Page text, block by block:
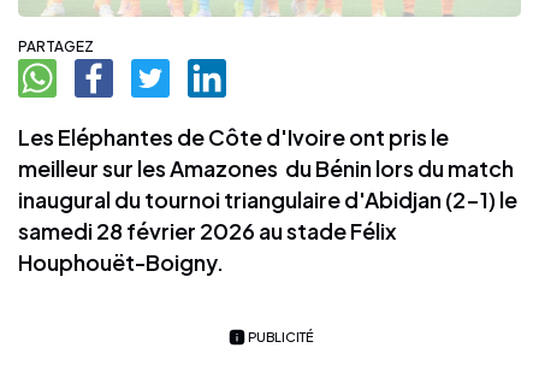
PARTAGEZ
Les Eléphantes de Côte d'Ivoire ont pris le
meilleur sur les Amazones du Bénin lors du match
inaugural du tournoi triangulaire d'Abidjan (2-1) le
samedi 28 février 2026 au stade Félix
Houphouët-Boigny.
PUBLICITÉ